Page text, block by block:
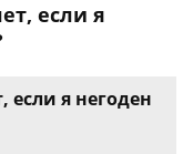
если я
если я негоден